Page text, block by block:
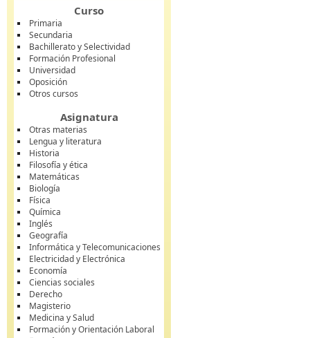
Curso
Primaria
Secundaria
Bachillerato y Selectividad
Formación Profesional
Universidad
Oposición
Otros cursos
Asignatura
Otras materias
Lengua y literatura
Historia
Filosofía y ética
Matemáticas
Biología
Física
Química
Inglés
Geografía
Informática y Telecomunicaciones
Electricidad y Electrónica
Economía
Ciencias sociales
Derecho
Magisterio
Medicina y Salud
Formación y Orientación Laboral